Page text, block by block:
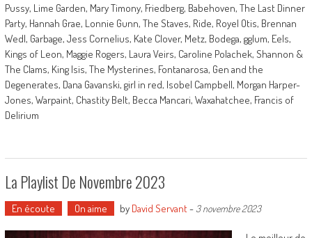
Pussy, Lime Garden, Mary Timony, Friedberg, Babehoven, The Last Dinner
Party, Hannah Grae, Lonnie Gunn, The Staves, Ride, Royel Otis, Brennan
Wedl, Garbage, Jess Cornelius, Kate Clover, Metz, Bodega, gglum, Eels,
Kings of Leon, Maggie Rogers, Laura Veirs, Caroline Polachek, Shannon &
The Clams, King Isis, The Mysterines, Fontanarosa, Gen and the
Degenerates, Dana Gavanski, girl in red, Isobel Campbell, Morgan Harper-
Jones, Warpaint, Chastity Belt, Becca Mancari, Waxahatchee, Francis of
Delirium
La Playlist De Novembre 2023
En écoute On aime by David Servant- 3 novembre 2023